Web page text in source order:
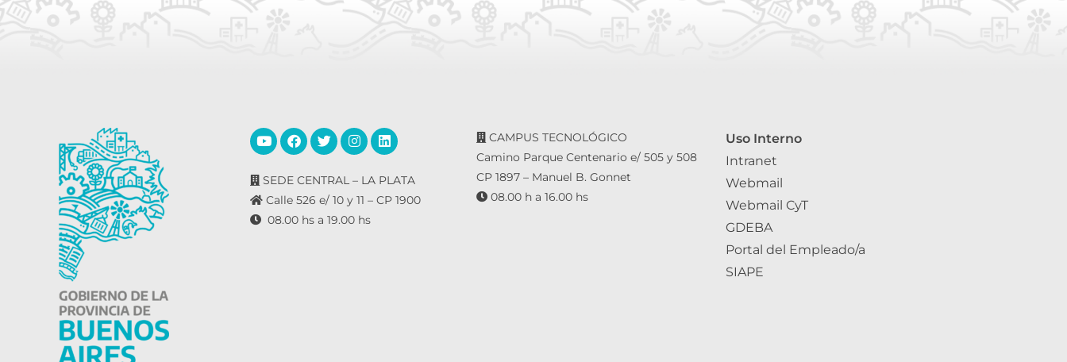
SEDE CENTRAL – LA PLATA
Calle 526 e/ 10 y 11 – CP 1900
08.00 hs a 19.00 hs
CAMPUS TECNOLÓGICO
Camino Parque Centenario e/ 505 y 508
CP 1897 – Manuel B. Gonnet
08.00 h a 16.00 hs
Uso Interno
Intranet
Webmail
Webmail CyT
GDEBA
Portal del Empleado/a
SIAPE